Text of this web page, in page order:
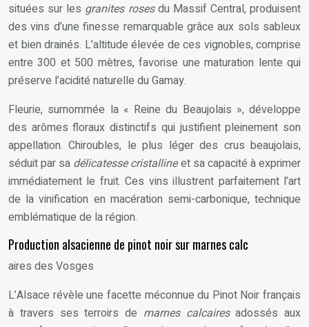
situées sur les granites rosesdu Massif Central, produisent
des vins d’une finesse remarquable grâce aux sols sableux
et bien drainés. L’altitude élevée de ces vignobles, comprise
entre 300 et 500 mètres, favorise une maturation lente qui
préserve l’acidité naturelle du Gamay.
Fleurie, surnommée la « Reine du Beaujolais », développe
des arômes floraux distinctifs qui justifient pleinement son
appellation. Chiroubles, le plus léger des crus beaujolais,
séduit par sa délicatesse cristallineet sa capacité à exprimer
immédiatement le fruit. Ces vins illustrent parfaitement l’art
de la vinification en macération semi-carbonique, technique
emblématique de la région.
Production alsacienne de pinot noir sur marnes calc
aires des Vosges
L’Alsace révèle une facette méconnue du Pinot Noir français
à travers ses terroirs de marnes calcairesadossés aux